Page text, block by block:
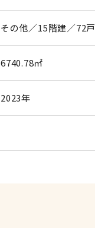
その他／15階建／72戸
6740.78㎡
2023年